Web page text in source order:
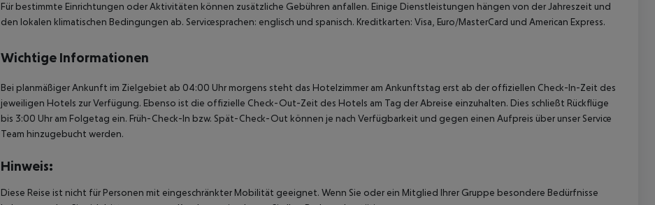
Für bestimmte Einrichtungen oder Aktivitäten können zusätzliche Gebühren anfallen. Einige Dienstleistungen hängen von der Jahreszeit und
den lokalen klimatischen Bedingungen ab. Servicesprachen: englisch und spanisch. Kreditkarten: Visa, Euro/MasterCard und American Express.
Wichtige Informationen
Bei planmäßiger Ankunft im Zielgebiet ab 04:00 Uhr morgens steht das Hotelzimmer am Ankunftstag erst ab der offiziellen Check-In-Zeit des
jeweiligen Hotels zur Verfügung. Ebenso ist die offizielle Check-Out-Zeit des Hotels am Tag der Abreise einzuhalten. Dies schließt Rückflüge
bis 3:00 Uhr am Folgetag ein. Früh-Check-In bzw. Spät-Check-Out können je nach Verfügbarkeit und gegen einen Aufpreis über unser Service
Team hinzugebucht werden.
Hinweis:
Diese Reise ist nicht für Personen mit eingeschränkter Mobilität geeignet. Wenn Sie oder ein Mitglied Ihrer Gruppe besondere Bedürfnisse